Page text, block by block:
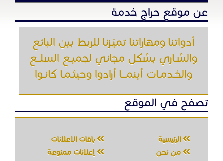
عن موقع حراج خدمة
أدواتنا ومهاراتنا تميّـزنا للربط بين البائع
والشـاري بشكل مجاني لجميـع السلــع
والخـدمـات أينمـــا أرادوا وحيثـمـا كانـوا
تصفح في الموقع
الرئيسية
باقات الإعلانات
من نحن
إعلانات ممنوعة